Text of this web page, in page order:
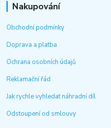
Nakupování
Obchodní podmínky
Doprava a platba
Ochrana osobních údajů
Reklamační řád
Jak rychle vyhledat náhradní díl
Odstoupení od smlouvy